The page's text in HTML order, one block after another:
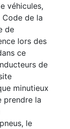
véhicules,
de la
de
lors des
ce
de
minutieux
prendre la
le